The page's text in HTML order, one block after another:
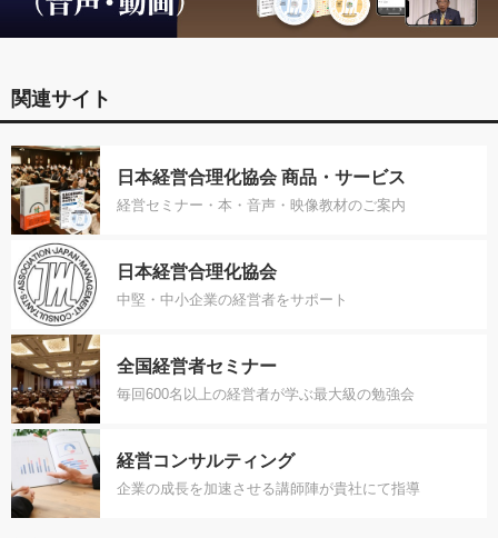
関連サイト
日本経営合理化協会 商品・サービス
経営セミナー・本・音声・映像教材のご案内
日本経営合理化協会
中堅・中小企業の経営者をサポート
全国経営者セミナー
毎回600名以上の経営者が学ぶ最大級の勉強会
経営コンサルティング
企業の成長を加速させる講師陣が貴社にて指導